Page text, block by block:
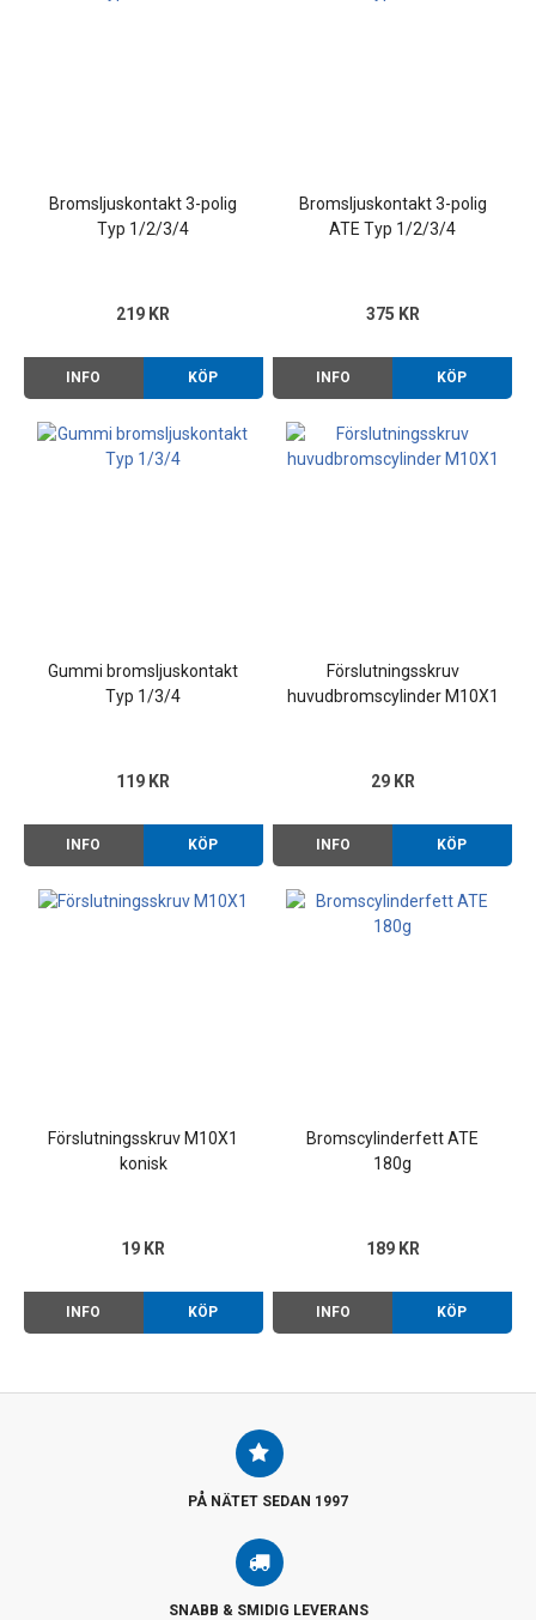
Bromsljuskontakt 3-polig
Typ 1/2/3/4
219 KR
INFO KÖP
Bromsljuskontakt 3-polig
ATE Typ 1/2/3/4
375 KR
INFO KÖP
Gummi bromsljuskontakt
Typ 1/3/4
119 KR
INFO KÖP
Förslutningsskruv
huvudbromscylinder M10X1
29 KR
INFO KÖP
Förslutningsskruv M10X1
konisk
19 KR
INFO KÖP
Bromscylinderfett ATE
180g
189 KR
INFO KÖP
PÅ NÄTET SEDAN 1997
SNABB & SMIDIG LEVERANS